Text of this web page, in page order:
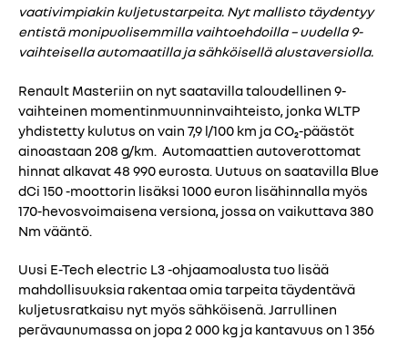
vaativimpiakin kuljetustarpeita. Nyt mallisto täydentyy
entistä monipuolisemmilla vaihtoehdoilla – uudella 9-
vaihteisella automaatilla ja sähköisellä alustaversiolla.
Renault Masteriin on nyt saatavilla taloudellinen 9-
vaihteinen momentinmuunninvaihteisto, jonka WLTP
yhdistetty kulutus on vain 7,9 l/100 km ja CO₂-päästöt
ainoastaan 208 g/km. Automaattien autoverottomat
hinnat alkavat 48 990 eurosta. Uutuus on saatavilla Blue
dCi 150 -moottorin lisäksi 1000 euron lisähinnalla myös
170-hevosvoimaisena versiona, jossa on vaikuttava 380
Nm vääntö.
Uusi E-Tech electric L3 -ohjaamoalusta tuo lisää
mahdollisuuksia rakentaa omia tarpeita täydentävä
kuljetusratkaisu nyt myös sähköisenä. Jarrullinen
perävaunumassa on jopa 2 000 kg ja kantavuus on 1 356